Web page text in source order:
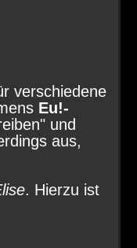
verschiedene
Eu!-
und
aus,
. Hierzu ist